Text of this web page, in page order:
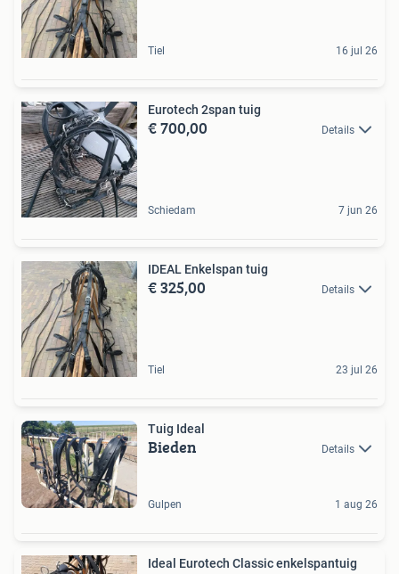
Tiel 16 jul 26
Eurotech 2span tuig
€ 700,00 Details
Schiedam 7 jun 26
IDEAL Enkelspan tuig
€ 325,00 Details
Tiel 23 jul 26
Tuig Ideal
Bieden Details
Gulpen 1 aug 26
Ideal Eurotech Classic enkelspantuig